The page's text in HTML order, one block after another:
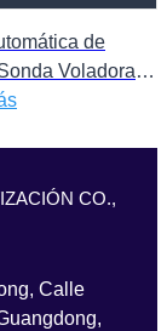
de
Voladora
de Pines
para Fabricación
CO.,
Calle